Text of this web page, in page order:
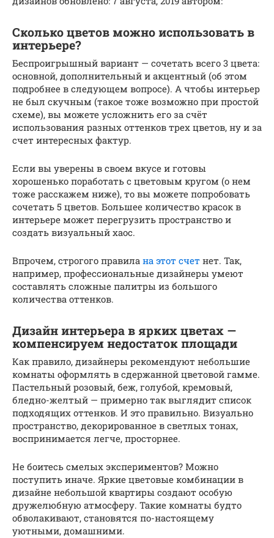
Сколько цветов можно использовать в
интерьере?
Беспроигрышный вариант — сочетать всего 3 цвета:
основной, дополнительный и акцентный (об этом
подробнее в следующем вопросе). А чтобы интерьер
не был скучным (такое тоже возможно при простой
схеме), вы можете усложнить его за счёт
использования разных оттенков трех цветов, ну и за
счет интересных фактур.
Если вы уверены в своем вкусе и готовы
хорошенько поработать с цветовым кругом (о нем
тоже расскажем ниже), то вы можете попробовать
сочетать 5 цветов. Большее количество красок в
интерьере может перегрузить пространство и
создать визуальный хаос.
Впрочем, строгого правила на этот счет нет. Так,
например, профессиональные дизайнеры умеют
составлять сложные палитры из большого
количества оттенков.
Дизайн интерьера в ярких цветах —
компенсируем недостаток площади
Как правило, дизайнеры рекомендуют небольшие
комнаты оформлять в сдержанной цветовой гамме.
Пастельный розовый, беж, голубой, кремовый,
бледно-желтый — примерно так выглядит список
подходящих оттенков. И это правильно. Визуально
пространство, декорированное в светлых тонах,
воспринимается легче, просторнее.
Не боитесь смелых экспериментов? Можно
поступить иначе. Яркие цветовые комбинации в
дизайне небольшой квартиры создают особую
дружелюбную атмосферу. Такие комнаты будто
обволакивают, становятся по-настоящему
уютными, домашними.